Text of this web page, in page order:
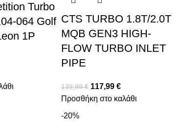
Turbo
064 Golf
1P
CTS TURBO 1.8T/2.0T
MQB GEN3 HIGH-
FLOW TURBO INLET
PIPE
139,99€ 117,99€
Προσθήκη στο καλάθι
-20%